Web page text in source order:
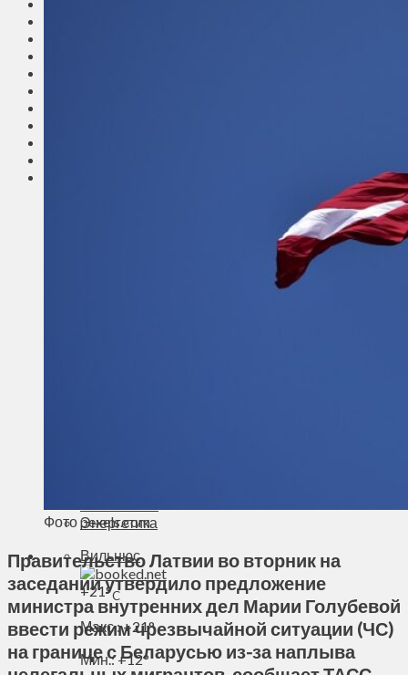
Энергетика
Вильнюс
+21°C
Макс.:+21°
Мин.:+12°
Фото pexels.com
Правительство Латвии во вторник на
заседании утвердило предложение
министра внутренних дел Марии Голубевой
ввести режим чрезвычайной ситуации (ЧС)
на границе с Беларусью из-за наплыва